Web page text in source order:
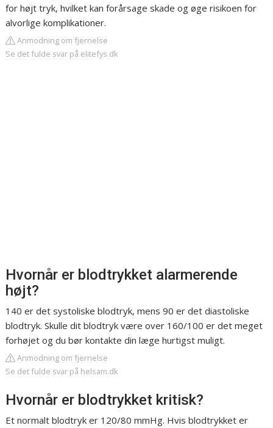
for højt tryk, hvilket kan forårsage skade og øge risikoen for
alvorlige komplikationer.
Anmodning om fjernelse
Se det fulde svar på elitefys.dk
Hvornår er blodtrykket alarmerende
højt?
140 er det systoliske blodtryk, mens 90 er det diastoliske
blodtryk. Skulle dit blodtryk være over 160/100 er det meget
forhøjet og du bør kontakte din læge hurtigst muligt.
Anmodning om fjernelse
Se det fulde svar på helsam.dk
Hvornår er blodtrykket kritisk?
Et normalt blodtryk er 120/80 mmHg. Hvis blodtrykket er